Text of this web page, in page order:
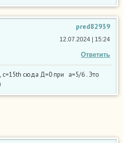
pred82939
Ответить
12.07.2024 | 15:24
с=15th сюда Д=0 при а=5/6 . Это